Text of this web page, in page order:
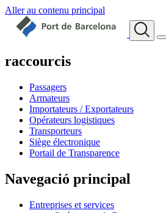
Aller au contenu principal
raccourcis
Passagers
Armateurs
Importateurs / Exportateurs
Opérateurs logistiques
Transporteurs
Siège électronique
Portail de Transparence
Navegació principal
Entreprises et services